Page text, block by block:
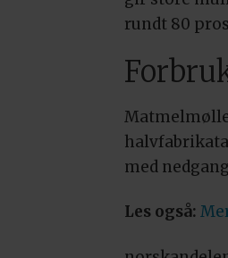
rundt 80
med
Les også: